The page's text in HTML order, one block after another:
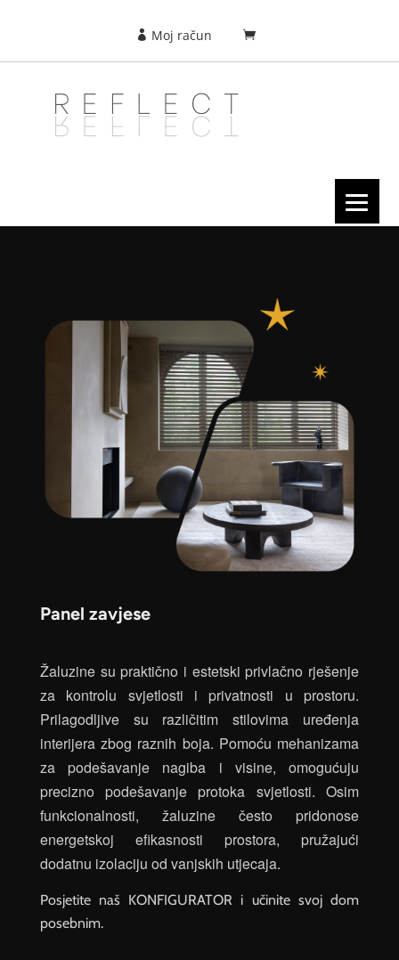
Moj račun
Panel zavjese
Žaluzine su praktično i estetski privlačno rješenje
za kontrolu svjetlosti i privatnosti u prostoru.
Prilagodljive su različitim stilovima uređenja
interijera zbog raznih boja. Pomoću mehanizama
za podešavanje nagiba i visine, omogućuju
precizno podešavanje protoka svjetlosti. Osim
funkcionalnosti, žaluzine često pridonose
energetskoj efikasnosti prostora, pružajući
dodatnu izolaciju od vanjskih utjecaja.
Posjetite naš KONFIGURATOR i učinite svoj dom
posebnim.